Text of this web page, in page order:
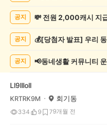
교/
글
공지
공지
공지 📢동네생활 커뮤니티
Ll9llloll
KRTRK9M 회기동
334 9 79개월 전